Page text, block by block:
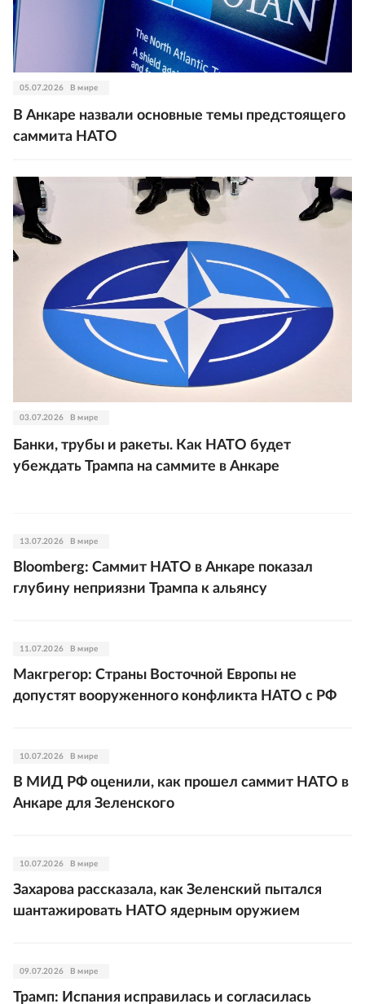
05.07.2026 В мире
В Анкаре назвали основные темы предстоящего
саммита НАТО
03.07.2026 В мире
Банки, трубы и ракеты. Как НАТО будет
убеждать Трампа на саммите в Анкаре
13.07.2026 В мире
Bloomberg: Саммит НАТО в Анкаре показал
глубину неприязни Трампа к альянсу
11.07.2026 В мире
Макгрегор: Страны Восточной Европы не
допустят вооруженного конфликта НАТО с РФ
10.07.2026 В мире
В МИД РФ оценили, как прошел саммит НАТО в
Анкаре для Зеленского
10.07.2026 В мире
Захарова рассказала, как Зеленский пытался
шантажировать НАТО ядерным оружием
09.07.2026 В мире
Трамп: Испания исправилась и согласилась